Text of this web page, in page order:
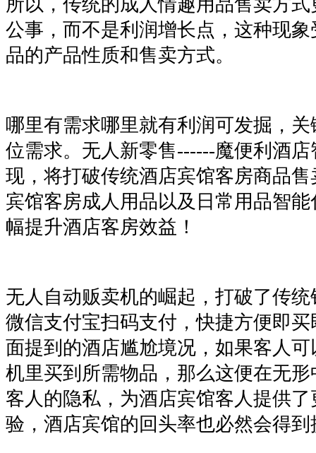
公事，而不是利润增长点，这种现
品的产品性质和售卖方式。
哪里有需求哪里就有利润可发掘，
位需求。无人新零售------魔便利酒
现，将打破传统酒店宾馆客房商品
宾馆客房成人用品以及日常用品智
幅提升酒店客房效益！
无人自动贩卖机的崛起，打破了传
微信支付宝扫码支付，快捷方便即
面提到的酒店尴尬境况，如果客人
机里买到所需物品，那么这便在无
客人的隐私，为酒店宾馆客人提供
验，酒店宾馆的回头率也必然会得到